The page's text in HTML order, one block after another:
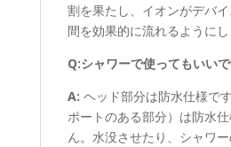
割を果たし、イオンがデバ
間を効果的に流れるように
Q:シャワーで使ってもいい
A: ヘッド部分は防水仕様で
ポートのある部分）は防水
ん。水没させたり、シャワ